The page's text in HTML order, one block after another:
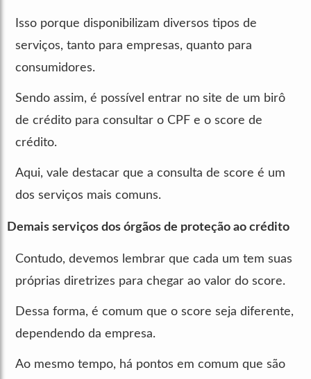
Isso porque disponibilizam diversos tipos de
serviços, tanto para empresas, quanto para
consumidores.
Sendo assim, é possível entrar no site de um birô
de crédito para consultar o CPF e o score de
crédito.
Aqui, vale destacar que a consulta de score é um
dos serviços mais comuns.
Demais serviços dos órgãos de proteção ao crédito
Contudo, devemos lembrar que cada um tem suas
próprias diretrizes para chegar ao valor do score.
Dessa forma, é comum que o score seja diferente,
dependendo da empresa.
Ao mesmo tempo, há pontos em comum que são